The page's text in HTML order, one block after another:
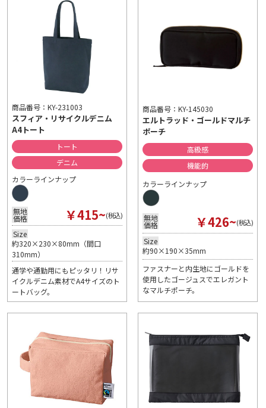
商品番号：KY-231003
スフィア・リサイクルデニム
A4トート
トート
デニム
カラーラインナップ
無地
価格 ￥415~(税込)
Size
約320×230×80mm（間口
310mm）
通学や通勤用にもピッタリ！リサ
イクルデニム素材でA4サイズのト
ートバッグ。
商品番号：KY-145030
エルトラッド・ゴールドマルチ
ポーチ
高級感
機能的
カラーラインナップ
無地
価格 ￥426~(税込)
Size
約90×190×35mm
ファスナーと内生地にゴールドを
使用したゴージュスでエレガント
なマルチポーチ。